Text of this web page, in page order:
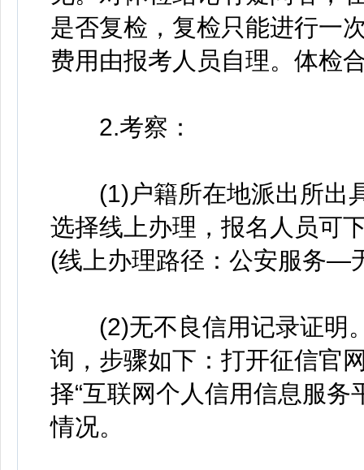
是否复检，复检只能进行一
费用由报考人员自理。体检
2.考察：
(1)户籍所在地派出所出
选择线上办理，报名人员可
(线上办理路径：公安服务—
(2)无不良信用记录证明
询，步骤如下：打开征信官
择“互联网个人信用信息服务
情况。